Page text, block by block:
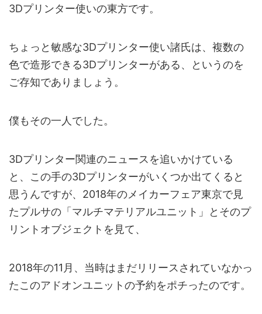
3Dプリンター使いの東方です。
ちょっと敏感な3Dプリンター使い諸氏は、複数の
色で造形できる3Dプリンターがある、というのを
ご存知でありましょう。
僕もその一人でした。
3Dプリンター関連のニュースを追いかけている
と、この手の3Dプリンターがいくつか出てくると
思うんですが、2018年のメイカーフェア東京で見
たプルサの「マルチマテリアルユニット」とそのプ
リントオブジェクトを見て、
2018年の11月、当時はまだリリースされていなかっ
たこのアドオンユニットの予約をポチったのです。